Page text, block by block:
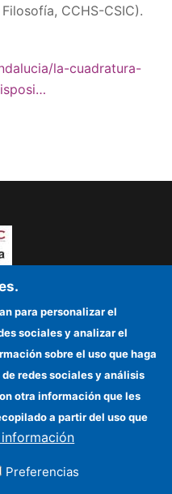
CCHS-CSIC).
la-cuadratura-
para personalizar el
sociales y analizar el
sobre el uso que haga
redes sociales y análisis
otra información que les
a partir del uso que
información
Preferencias